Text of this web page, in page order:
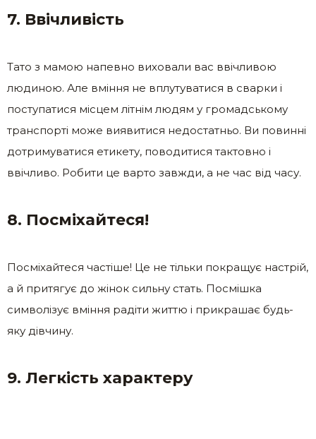
7. Ввічливість
Тато з мамою напевно виховали вас ввічливою
людиною. Але вміння не вплутуватися в сварки і
поступатися місцем літнім людям у громадському
транспорті може виявитися недостатньо. Ви повинні
дотримуватися етикету, поводитися тактовно і
ввічливо. Робити це варто завжди, а не час від часу.
8. Посміхайтеся!
Посміхайтеся частіше! Це не тільки покращує настрій,
а й притягує до жінок сильну стать. Посмішка
символізує вміння радіти життю і прикрашає будь-
яку дівчину.
9. Легкість характеру